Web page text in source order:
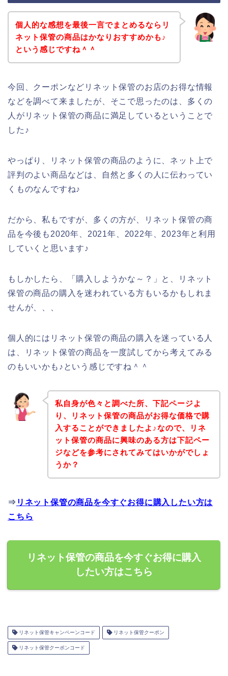
個人的な感想を最後一言でまとめるならリ
ネット保管の商品はかなりおすすめかも♪
という感じですね＾＾
今回、クーポンなどリネット保管のお店のお得な情報
などを調べて来ましたが、そこで思ったのは、多くの
人がリネット保管の商品に満足しているということで
した♪
やっぱり、リネット保管の商品のように、ネット上で
評判のよい商品などは、自然と多くの人に伝わってい
くものなんですね♪
だから、私もですが、多くの方が、リネット保管の商
品を今後も2020年、2021年、2022年、2023年と利用
していくと思います♪
もしかしたら、「購入しようかな～？」と、リネット
保管の商品の購入を迷われている方もいるかもしれま
せんが、、、
個人的にはリネット保管の商品の購入を迷っている人
は、リネット保管の商品を一度試してから考えてみる
のもいいかも♪という感じですね＾＾
私自身が色々と調べた所、下記ページよ
り、リネット保管の商品がお得な価格で購
入することができましたよ♪なので、リネ
ット保管の商品に興味のある方は下記ペー
ジなどを参考にされてみてはいかがでしょ
うか？
⇒ リネット保管の商品を今すぐお得に購入したい方は
こちら
リネット保管の商品を今すぐお得に購入
したい方はこちら
リネット保管キャンペーンコード リネット保管クーポン
リネット保管クーポンコード